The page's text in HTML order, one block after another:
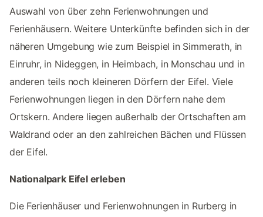
Auswahl von über zehn Ferienwohnungen und
Ferienhäusern. Weitere Unterkünfte befinden sich in der
näheren Umgebung wie zum Beispiel in Simmerath, in
Einruhr, in Nideggen, in Heimbach, in Monschau und in
anderen teils noch kleineren Dörfern der Eifel. Viele
Ferienwohnungen liegen in den Dörfern nahe dem
Ortskern. Andere liegen außerhalb der Ortschaften am
Waldrand oder an den zahlreichen Bächen und Flüssen
der Eifel.
Nationalpark Eifel erleben
Die Ferienhäuser und Ferienwohnungen in Rurberg in